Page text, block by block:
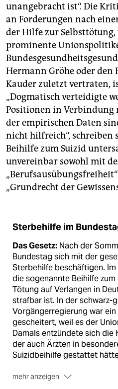
unangebracht ist“. Die
an Forderungen nach
der Hilfe zur Selbsttötung,
prominente
Hermann Gröhe oder den
Kauder zuletzt vertraten,
„Dogmatisch verteidigte
Positionen in
der empirischen Daten
nicht hilfreich“, schreiben
Beihilfe zum Suizid
unvereinbar sowohl mit
„Grundrecht der
Sterbehilfe im
Das Gesetz: Nach der
Bundestag sich mit der
Sterbehilfe beschäftigen.
die sogenannte Beihilfe
Tötung auf Verlangen in
strafbar ist. In der schwarz-
Vorgängerregierung war
gescheitert, weil es der
Damals entzündete sich die
der auch Ärzten in
Suizidbeihilfe gestattet
mehr anzeigen